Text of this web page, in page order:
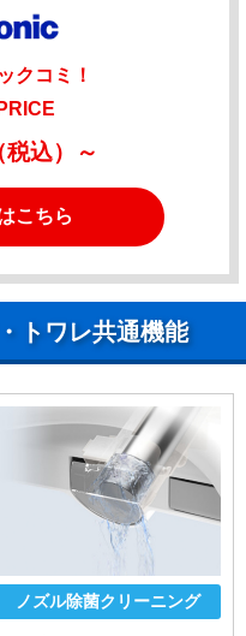
クコミ！
税込）～
こちら
トワレ共通機能
ノズル除菌クリーニング